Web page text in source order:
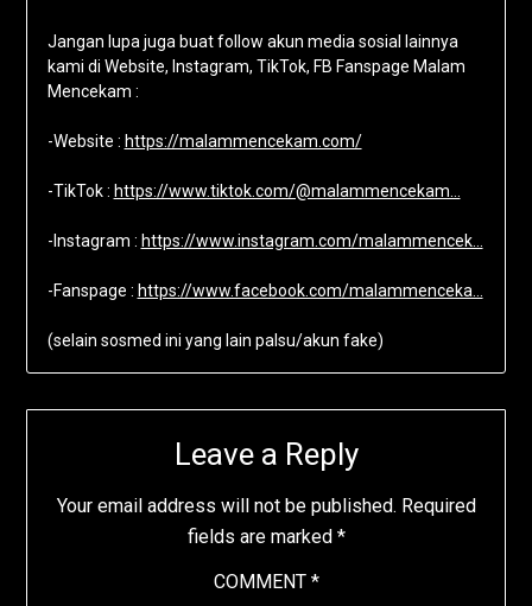
Jangan lupa juga buat follow akun media sosial lainnya
kami di Website, Instagram, TikTok, FB Fanspage Malam
Mencekam :
-Website : https://malammencekam.com/
-TikTok : https://www.tiktok.com/@malammencekam…
-Instagram : https://www.instagram.com/malammencek…
-Fanspage : https://www.facebook.com/malammenceka…
(selain sosmed ini yang lain palsu/akun fake)
Leave a Reply
Your email address will not be published. Required
fields are marked *
COMMENT *